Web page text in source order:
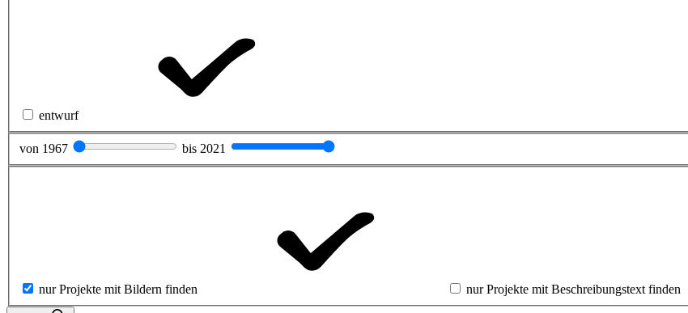
entwurf
von 1967 bis 2021
nur Projekte mit Bildern finden nur Projekte mit Beschreibungstext finden